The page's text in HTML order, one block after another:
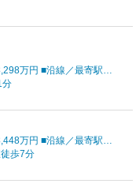
万円 ■沿線／最寄駅…
分
万円 ■沿線／最寄駅…
徒歩7分